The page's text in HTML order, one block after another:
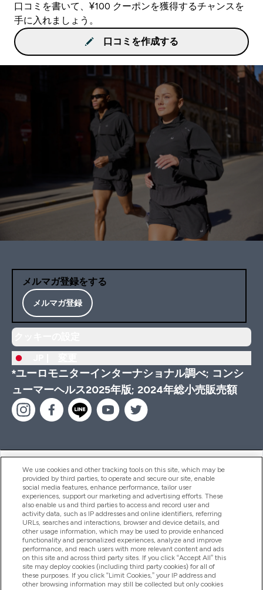
口コミを書いて、¥100 クーポンを獲得するチャンスを
手に入れましょう。
口コミを作成する
メルマガ登録をする
メルマガ登録
*ユーロモニターインターナショナル調べ; コンシ
ューマーヘルス2025年版; 2024年総小売販売額
ヘルプ＆ガイド
商品について
会社概要
特典＆ポイント
We use cookies and other tracking tools on this site, which may be
provided by third parties, to operate and secure our site, enable
social media features, enhance performance, tailor user
experiences, support our marketing and advertising efforts. These
also enable us and third parties to access and record user and
activity data, such as IP addresses and online identifiers, referring
URLs, searches and interactions, browser and device details, and
other usage information, which may be used to provide enhanced
functionality and personalized experiences, analyze and improve
performance, and reach users with more relevant content and ads
on this site and across third party sites. If you click “Accept All” this
site may deploy cookies (including third party cookies) for all of
these purposes. If you click “Limit Cookies,” your IP address and
other browsing information may still be collected but only cookies